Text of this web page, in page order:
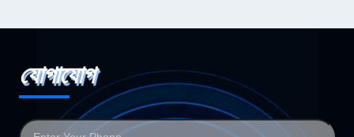
যোগাযোগ